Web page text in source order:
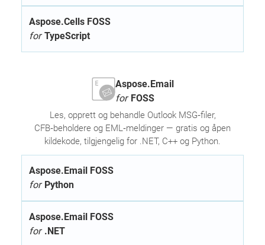
Aspose.Cells FOSS
forTypeScript
Aspose.Email
forFOSS
Les, opprett og behandle Outlook MSG‑filer,
CFB‑beholdere og EML‑meldinger — gratis og åpen
kildekode, tilgjengelig for .NET, C++ og Python.
Aspose.Email FOSS
forPython
Aspose.Email FOSS
for.NET